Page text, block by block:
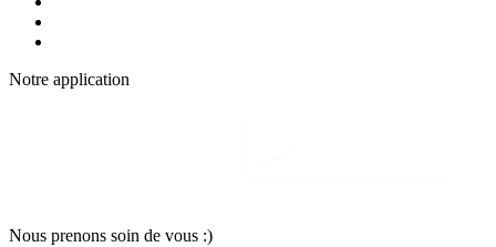
Notre application
Nous prenons soin de vous :)